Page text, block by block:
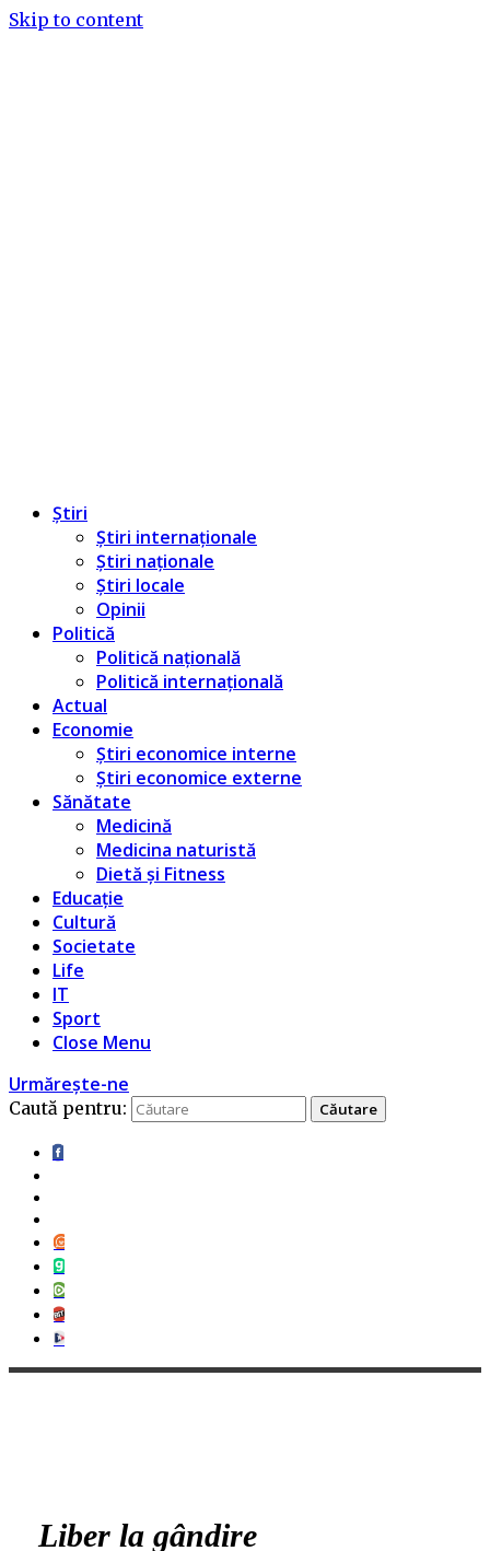
Skip to content
Știri
Știri internaționale
Știri naționale
Știri locale
Opinii
Politică
Politică națională
Politică internațională
Actual
Economie
Știri economice interne
Știri economice externe
Sănătate
Medicină
Medicina naturistă
Dietă și Fitness
Educație
Cultură
Societate
Life
IT
Sport
Close Menu
Urmărește-ne
Caută pentru:
Liber la gândire